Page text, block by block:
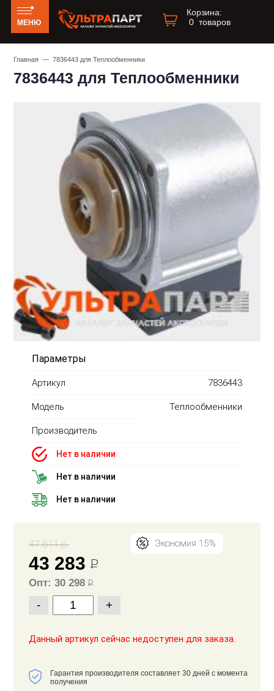
МЕНЮ
Корзина:
0 товаров
Главная — 7836443 для Теплообменники
7836443 для Теплообменники
Параметры
Артикул 7836443
Модель Теплообменники
Производитель
Нет в наличии
Нет в наличии
Нет в наличии
47 611 р. Экономия 15%
43 283Р
Опт: 30 298Р
- +
Данный артикул сейчас недоступен для заказа.
Гарантия производителя составляет 30 дней с момента
получения